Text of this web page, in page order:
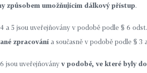
způsobem umožňujícím dálkový přístup.
a 5 jsou uveřejňovány v podobě podle § 6
zpracování a současně v podobě podle § 3
jsou uveřejňovány v podobě, ve které byly